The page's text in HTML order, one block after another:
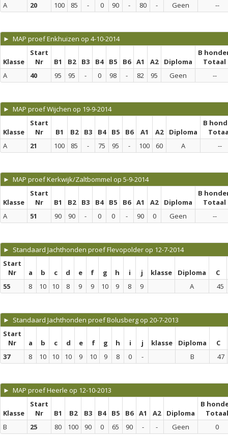
A
20 100 85 - 0 90 - 80 - Geen --
► MAP proef Enkhuizen op 4-10-2014
Klasse
Start
Nr
B1 B2 B3 B4 B5 B6 A1 A2 Diploma
B
Totaal
A
40 95 95 - 0 98 - 82 95 Geen --
► MAP proef Wijchen op 19-9-2014
Klasse
Start
Nr
B1 B2 B3 B4 B5 B6 A1 A2 Diploma
B
A
21 100 85 - 75 95 - 100 60 A --
► MAP proef Kerkwijk/Zaltbommel op 5-9-2014
Klasse
Start
Nr
B1 B2 B3 B4 B5 B6 A1 A2 Diploma
B
Totaal
A
51 90 90 - 0 0 - 90 0 Geen --
► Standaard Jachthonden proef Flevopolder op 12-7-2014
Start
Nr
a b c d e f g h i j klasse Diploma
C
55
8 10 10 8 9 9 10 9 8 9 A 45
► Standaard Jachthonden proef Bolusberg op 20-7-2013
Start
Nr
a b c d e f g h i j klasse Diploma
C
37
8 10 10 10 9 10 9 8 0 - B 47
► MAP proef Heerle op 12-10-2013
Klasse
Start
Nr
B1 B2 B3 B4 B5 B6 A1 A2 Diploma
B
Totaal
B
25 80 100 90 0 65 90 - - Geen 0